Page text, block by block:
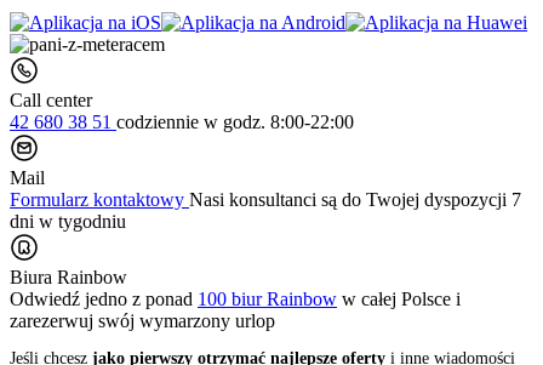
Call center
42 680 38 51 codziennie w godz. 8:00-22:00
Mail
Formularz kontaktowy Nasi konsultanci są do Twojej dyspozycji 7
dni w tygodniu
Biura Rainbow
Odwiedź jedno z ponad 100 biur Rainbow w całej Polsce i
zarezerwuj swój wymarzony urlop
Jeśli chcesz jako pierwszy otrzymać najlepsze oferty i inne wiadomości